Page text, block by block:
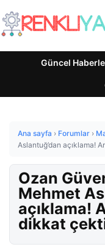
Güncel
Ana sayfa › Forumlar ›
Aslantuğ’dan açıklama!
Ozan
Mehmet
açıklama!
dikkat